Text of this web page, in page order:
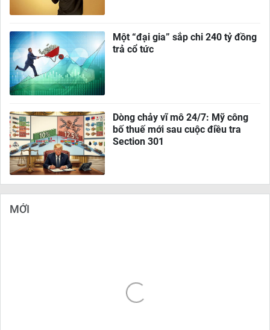
Một “đại gia” sắp chi 240 tỷ đồng
trả cổ tức
Dòng chảy vĩ mô 24/7: Mỹ công
bố thuế mới sau cuộc điều tra
Section 301
MỚI